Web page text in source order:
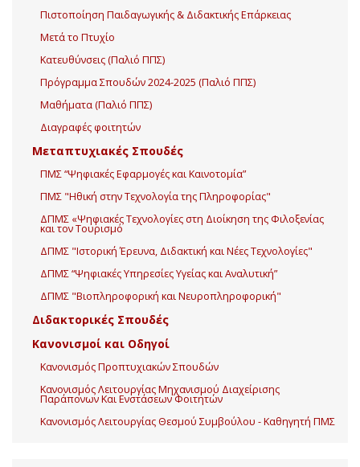
Πιστοποίηση Παιδαγωγικής & Διδακτικής Επάρκειας
Μετά το Πτυχίο
Κατευθύνσεις (Παλιό ΠΠΣ)
Πρόγραμμα Σπουδών 2024-2025 (Παλιό ΠΠΣ)
Μαθήματα (Παλιό ΠΠΣ)
Διαγραφές φοιτητών
Μεταπτυχιακές Σπουδές
ΠΜΣ “Ψηφιακές Εφαρμογές και Καινοτομία”
ΠΜΣ "Ηθική στην Τεχνολογία της Πληροφορίας"
ΔΠΜΣ «Ψηφιακές Τεχνολογίες στη Διοίκηση της Φιλοξενίας
και τον Τουρισμό
ΔΠΜΣ "Ιστορική Έρευνα, Διδακτική και Νέες Τεχνολογίες"
ΔΠΜΣ “Ψηφιακές Υπηρεσίες Υγείας και Αναλυτική”
ΔΠΜΣ "Βιοπληροφορική και Νευροπληροφορική"
Διδακτορικές Σπουδές
Κανονισμοί και Οδηγοί
Κανονισμός Προπτυχιακών Σπουδών
Κανονισμός Λειτουργίας Μηχανισμού Διαχείρισης
Παράπονων Και Ενστάσεων Φοιτητών
Κανονισμός Λειτουργίας Θεσμού Συμβούλου - Καθηγητή ΠΜΣ